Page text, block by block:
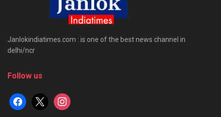
Janlokindiatimes.com : is one of the best news channel in
delhi/ncr
Follow us
facebook
x instagram